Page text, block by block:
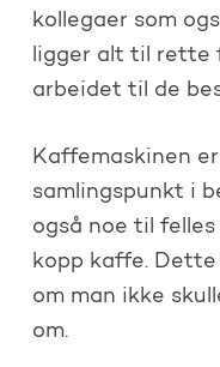
kollegaer som
ligger alt til rette
arbeidet til de
Kaffemaskinen
samlingspunkt i
også noe til
kopp kaffe.
om man ikke
om.